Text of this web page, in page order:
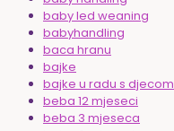
baby led weaning
babyhandling
baca hranu
bajke
bajke u radu s djecom
beba 12 mjeseci
beba 3 mjeseca